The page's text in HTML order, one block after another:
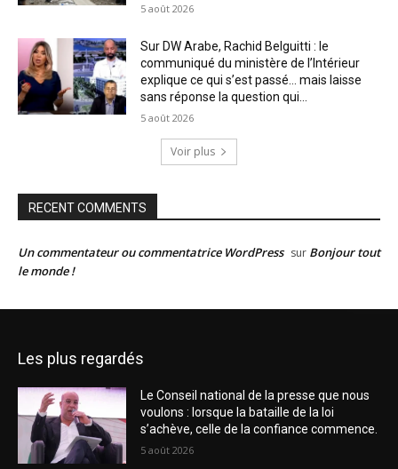
5 août 2026
Sur DW Arabe, Rachid Belguitti : le
communiqué du ministère de l’Intérieur
explique ce qui s’est passé… mais laisse
sans réponse la question qui...
5 août 2026
Voir plus
RECENT COMMENTS
Un commentateur ou commentatrice WordPress sur Bonjour tout
le monde !
Les plus regardés
Le Conseil national de la presse que nous
voulons : lorsque la bataille de la loi
s’achève, celle de la confiance commence.
5 août 2026